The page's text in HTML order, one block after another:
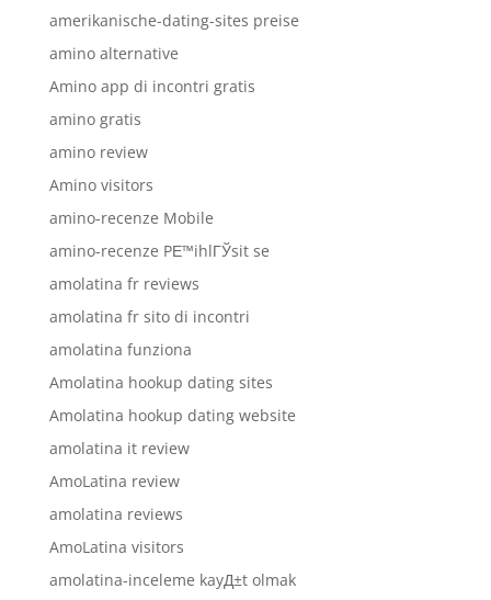
amerikanische-dating-sites preise
amino alternative
Amino app di incontri gratis
amino gratis
amino review
Amino visitors
amino-recenze Mobile
amino-recenze PЕ™ihlГЎsit se
amolatina fr reviews
amolatina fr sito di incontri
amolatina funziona
Amolatina hookup dating sites
Amolatina hookup dating website
amolatina it review
AmoLatina review
amolatina reviews
AmoLatina visitors
amolatina-inceleme kayД±t olmak